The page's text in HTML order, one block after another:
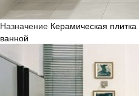
Назначение Керамическая плитка
ванной